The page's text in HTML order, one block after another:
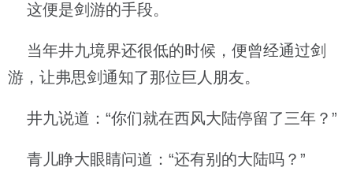
这便是剑游的手段。
当年井九境界还很低的时候，便曾经通过剑
游，让弗思剑通知了那位巨人朋友。
井九说道：“你们就在西风大陆停留了三年？”
青儿睁大眼睛问道：“还有别的大陆吗？”